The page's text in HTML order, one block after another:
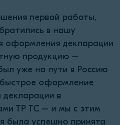
первой работы,
в нашу
оформления декларации
продукцию –
уже на пути в Россию
оформление
декларации в
ТР ТС – и мы с этим
была успешно принята